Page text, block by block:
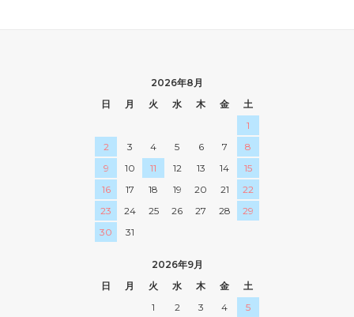
2026年8月
日
月 火 水 木 金
土
1
2
3 4 5 6 7
8
9
10 11 12 13 14
15
16
17 18 19 20 21
22
23
24 25 26 27 28
29
30
31
2026年9月
日
月 火 水 木 金
土
1
2 3 4
5